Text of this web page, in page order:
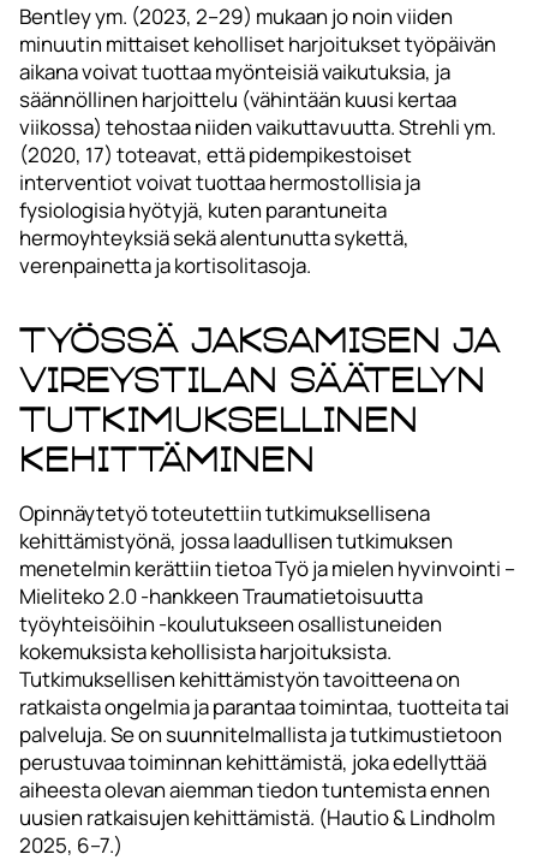
Bentley ym. (2023, 2–29) mukaan jo noin viiden
minuutin mittaiset keholliset harjoitukset työpäivän
aikana voivat tuottaa myönteisiä vaikutuksia, ja
säännöllinen harjoittelu (vähintään kuusi kertaa
viikossa) tehostaa niiden vaikuttavuutta. Strehli ym.
(2020, 17) toteavat, että pidempikestoiset
interventiot voivat tuottaa hermostollisia ja
fysiologisia hyötyjä, kuten parantuneita
hermoyhteyksiä sekä alentunutta sykettä,
verenpainetta ja kortisolitasoja.
Työssä jaksamisen ja
vireystilan säätelyn
tutkimuksellinen
kehittäminen
Opinnäytetyö toteutettiin tutkimuksellisena
kehittämistyönä, jossa laadullisen tutkimuksen
menetelmin kerättiin tietoa Työ ja mielen hyvinvointi –
Mieliteko 2.0 -hankkeen Traumatietoisuutta
työyhteisöihin -koulutukseen osallistuneiden
kokemuksista kehollisista harjoituksista.
Tutkimuksellisen kehittämistyön tavoitteena on
ratkaista ongelmia ja parantaa toimintaa, tuotteita tai
palveluja. Se on suunnitelmallista ja tutkimustietoon
perustuvaa toiminnan kehittämistä, joka edellyttää
aiheesta olevan aiemman tiedon tuntemista ennen
uusien ratkaisujen kehittämistä. (Hautio & Lindholm
2025, 6–7.)